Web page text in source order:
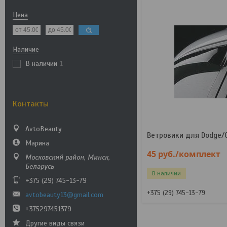
Цена
Наличие
В наличии 1
Контакты
AvtoBeauty
Марина
Московский район, Минск,
Беларусь
+375 (29) 745-13-79
avtobeauty13@gmail.com
+375297451379
Другие виды связи
Ветровики для Dodge/
45 руб./комплект
В наличии
+375 (29) 745-13-79